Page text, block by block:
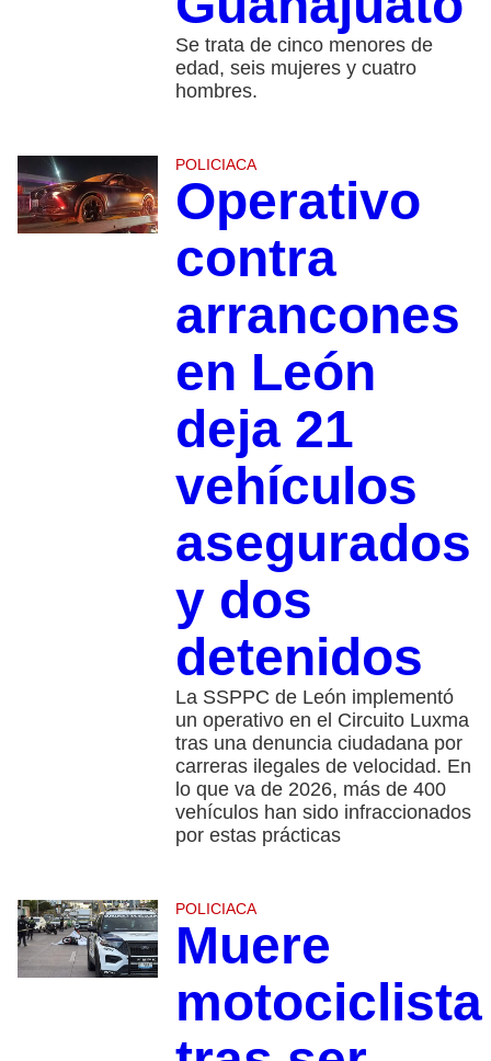
Se trata de cinco menores de
edad, seis mujeres y cuatro
hombres.
POLICIACA
Operativo
contra
arrancones
en León
deja 21
vehículos
asegurados
y dos
detenidos
La SSPPC de León implementó
un operativo en el Circuito Luxma
tras una denuncia ciudadana por
carreras ilegales de velocidad. En
lo que va de 2026, más de 400
vehículos han sido infraccionados
por estas prácticas
POLICIACA
Muere
motociclista